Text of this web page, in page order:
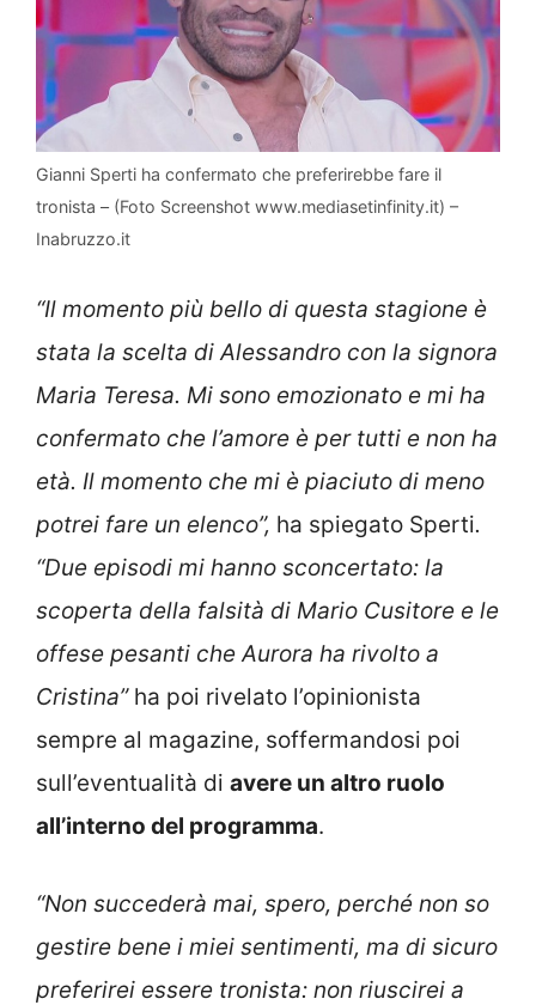
Gianni Sperti ha confermato che preferirebbe fare il
tronista – (Foto Screenshot www.mediasetinfinity.it) –
Inabruzzo.it
“Il momento più bello di questa stagione è
stata la scelta di Alessandro con la signora
Maria Teresa. Mi sono emozionato e mi ha
confermato che l’amore è per tutti e non ha
età. Il momento che mi è piaciuto di meno
potrei fare un elenco”, ha spiegato Sperti.
“Due episodi mi hanno sconcertato: la
scoperta della falsità di Mario Cusitore e le
offese pesanti che Aurora ha rivolto a
Cristina”ha poi rivelato l’opinionista
sempre al magazine, soffermandosi poi
sull’eventualità di avere un altro ruolo
all’interno del programma.
“Non succederà mai, spero, perché non so
gestire bene i miei sentimenti, ma di sicuro
preferirei essere tronista: non riuscirei a